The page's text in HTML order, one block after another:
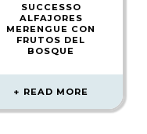
SUCCESSO
ALFAJORES
MERENGUE CON
FRUTOS DEL
BOSQUE
READ MORE